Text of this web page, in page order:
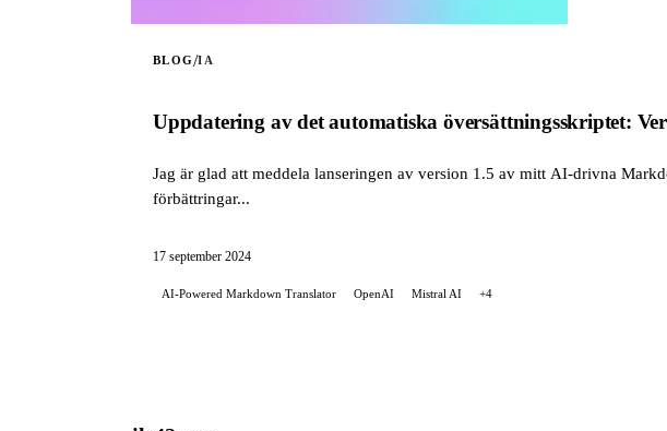
BLOG/IA
Uppdatering av det automatiska översättningsskriptet:
Jag är glad att meddela lanseringen av version 1.5 av mitt AI-drivna
förbättringar...
17 september 2024
AI-Powered Markdown Translator OpenAI Mistral AI +4